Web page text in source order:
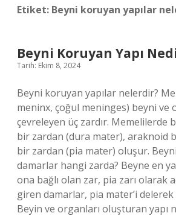
Etiket: Beyni koruyan yapılar
Beyni Koruyan Yapı
Tarih: Ekim 8, 2024
Beyni koruyan yapılar nelerdir?
meninx, çoğul meninges) beyni ve
çevreleyen üç zardır. Memelilerde
bir zardan (dura mater), araknoid
bir zardan (pia mater) oluşur.
damarlar hangi zarda? Beyne en
ona bağlı olan zar, pia zarı olarak
giren damarlar, pia mater’i
Beyin ve organları oluşturan yapı